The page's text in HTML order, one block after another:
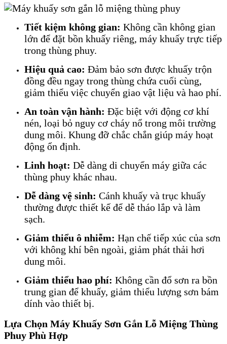
Tiết kiệm không gian: Không cần không gian
lớn để đặt bồn khuấy riêng, máy khuấy trực tiếp
trong thùng phuy.
Hiệu quả cao: Đảm bảo sơn được khuấy trộn
đồng đều ngay trong thùng chứa cuối cùng,
giảm thiểu việc chuyển giao vật liệu và hao phí.
An toàn vận hành: Đặc biệt với động cơ khí
nén, loại bỏ nguy cơ cháy nổ trong môi trường
dung môi. Khung đỡ chắc chắn giúp máy hoạt
động ổn định.
Linh hoạt: Dễ dàng di chuyển máy giữa các
thùng phuy khác nhau.
Dễ dàng vệ sinh: Cánh khuấy và trục khuấy
thường được thiết kế để dễ tháo lắp và làm
sạch.
Giảm thiểu ô nhiễm: Hạn chế tiếp xúc của sơn
với không khí bên ngoài, giảm phát thải hơi
dung môi.
Giảm thiểu hao phí: Không cần đổ sơn ra bồn
trung gian để khuấy, giảm thiểu lượng sơn bám
dính vào thiết bị.
Lựa Chọn Máy Khuấy Sơn Gắn Lỗ Miệng Thùng
Phuy Phù Hợp